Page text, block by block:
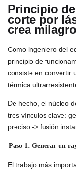
Principio
corte por
crea
Como ingeniero del
principio de
consiste en convertir
térmica
De hecho, el núcleo
tres vínculos clave:
preciso -> fusión
Paso 1: Generar un
El trabajo más